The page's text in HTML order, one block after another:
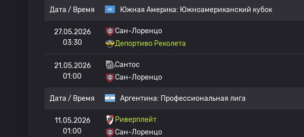
Дата / Время Южная Америка: Южноамериканский кубок
27.05.2026
03:30
Сан-Лоренцо
Депортиво Реколета
21.05.2026
01:00
Сантос
Сан-Лоренцо
Дата / Время Аргентина: Профессиональная лига
11.05.2026
01:00
Риверплейт
Сан-Лоренцо